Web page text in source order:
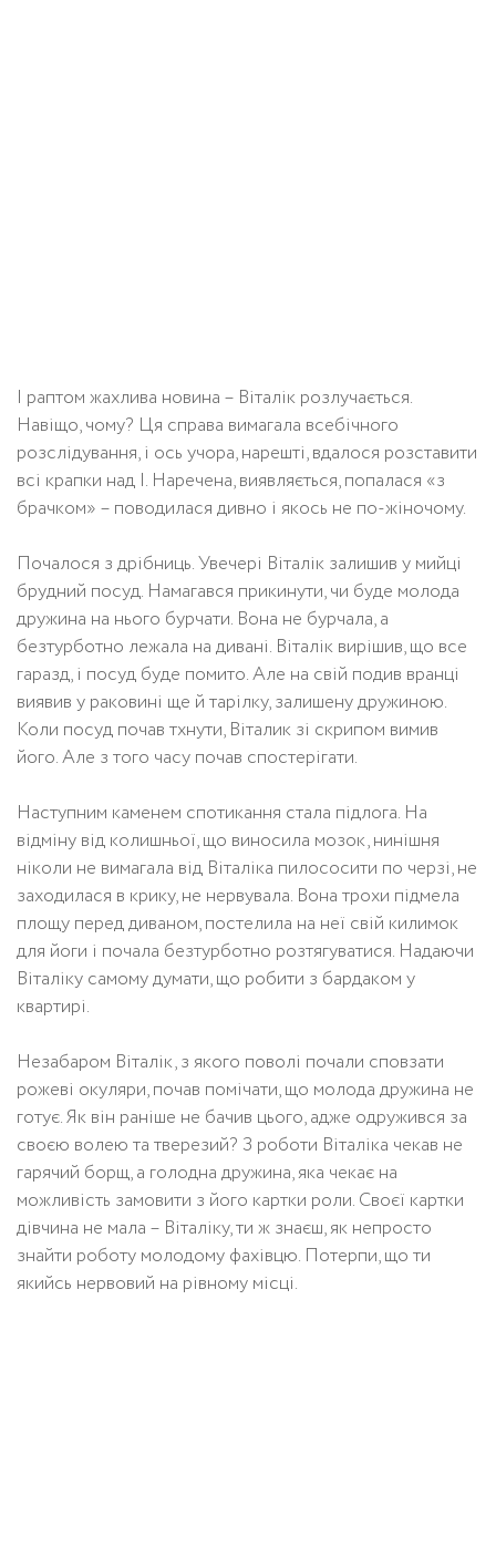
І раптом жахлива новина – Віталік розлучається.
Навіщо, чому? Ця справа вимагала всебічного
розслідування, і ось учора, нарешті, вдалося розставити
всі крапки над I. Наречена, виявляється, попалася «з
брачком» – поводилася дивно і якось не по-жіночому.
Почалося з дрібниць. Увечері Віталік залишив у мийці
брудний посуд. Намагався прикинути, чи буде молода
дружина на нього бурчати. Вона не бурчала, а
безтурботно лежала на дивані. Віталік вирішив, що все
гаразд, і посуд буде помито. Але на свій подив вранці
виявив у раковині ще й тарілку, залишену дружиною.
Коли посуд почав тхнути, Віталик зі скрипом вимив
його. Але з того часу почав спостерігати.
Наступним каменем спотикання стала підлога. На
відміну від колишньої, що виносила мозок, нинішня
ніколи не вимагала від Віталіка пилососити по черзі, не
заходилася в крику, не нервувала. Вона трохи підмела
площу перед диваном, постелила на неї свій килимок
для йоги і почала безтурботно розтягуватися. Надаючи
Віталіку самому думати, що робити з бардаком у
квартирі.
Незабаром Віталік, з якого поволі почали сповзати
рожеві окуляри, почав помічати, що молода дружина не
готує. Як він раніше не бачив цього, адже одружився за
своєю волею та тверезий? З роботи Віталіка чекав не
гарячий борщ, а голодна дружина, яка чекає на
можливість замовити з його картки роли. Своєї картки
дівчина не мала – Віталіку, ти ж знаєш, як непросто
знайти роботу молодому фахівцю. Потерпи, що ти
якийсь нервовий на рівному місці.